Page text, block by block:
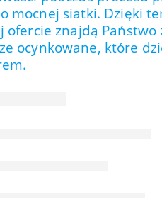
mocnej siatki. Dzięki
ofercie znajdą
ocynkowane, które